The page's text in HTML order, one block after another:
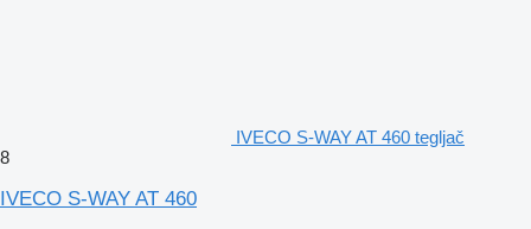
IVECO S-WAY AT 460 tegljač
8
IVECO S-WAY AT 460